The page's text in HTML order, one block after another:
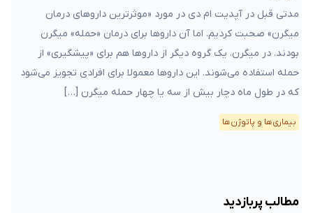
مدتی قبل در آپدیت ام دی در مورد «موثرترین دارو‌های درمان
میگرن» صحبت کردیم. اما آن داروها برای درمان «حمله» میگرن
بودند. در میگرن، یک گروه دیگر از داروها هم برای «پیشگیری» از
حمله استفاده می‌شوند. این داروها معمولا برای افرادی تجویز می‌شود
که در طول ماه دچار بیش از سه یا چهار حمله میگرن […]
بیماری‌ها و پاتوژن‌ها
مطالب پربازدید